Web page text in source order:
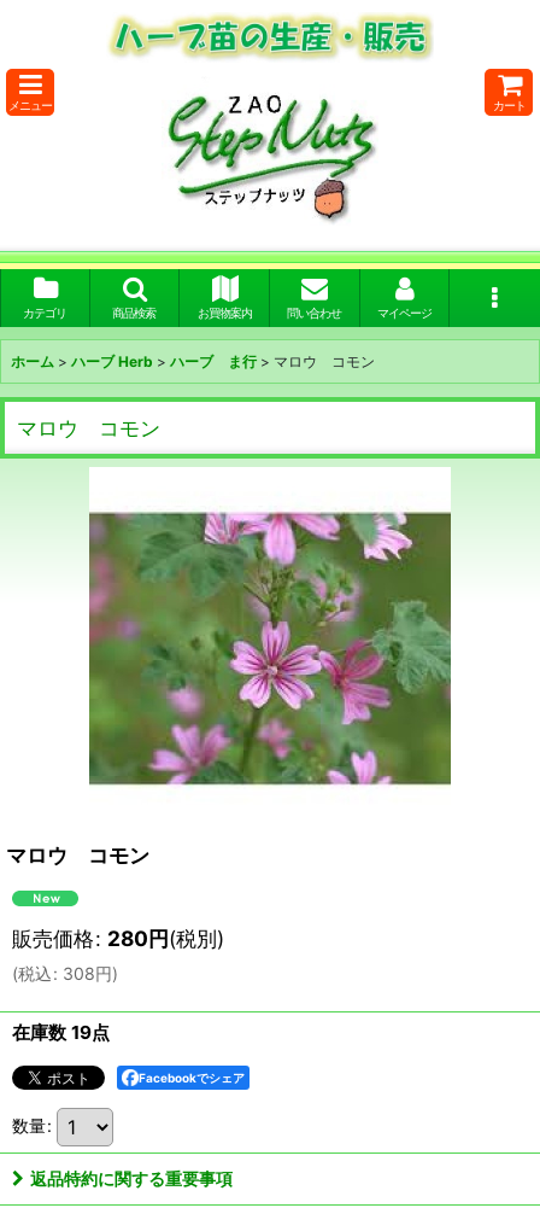
メニュー カート
カテゴリ 商品検索 お買物案内 問い合わせ マイページ
ホーム > ハーブ Herb > ハーブ ま行 > マロウ コモン
マロウ コモン
マロウ コモン
販売価格: 280円(税別)
(税込: 308円)
在庫数 19点
Facebookでシェア
数量:
返品特約に関する重要事項